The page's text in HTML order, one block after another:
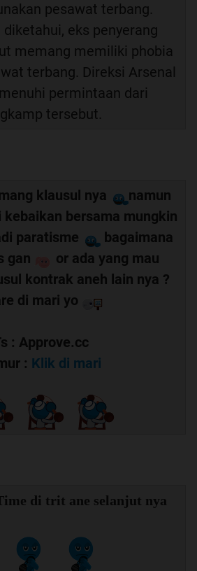
pesawat terbang.
diketahui, eks penyerang
memang memiliki phobia
terbang. Direksi Arsenal
permintaan dari
tersebut.
klausul nya
namun
kebaikan bersama mungkin
paratisme
bagaimana
gan
or ada yang mau
kontrak aneh lain nya ?
di mari yo
: Approve.cc
: Klik di mari
di trit ane selanjut nya